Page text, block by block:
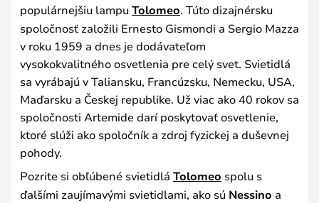
populárnejšiu lampuTolomeo. Túto dizajnérsku
spoločnosť založili Ernesto Gismondi a Sergio Mazza
v roku 1959 a dnes je dodávateľom
vysokokvalitného osvetlenia pre celý svet. Svietidlá
sa vyrábajú v Taliansku, Francúzsku, Nemecku, USA,
Maďarsku a Českej republike. Už viac ako 40 rokov sa
spoločnosti Artemide darí poskytovať osvetlenie,
ktoré slúži ako spoločník a zdroj fyzickej a duševnej
pohody.
Pozrite si obľúbené svietidlá Tolomeo spolu s
ďalšími zaujímavými svietidlami, ako sú Nessino a